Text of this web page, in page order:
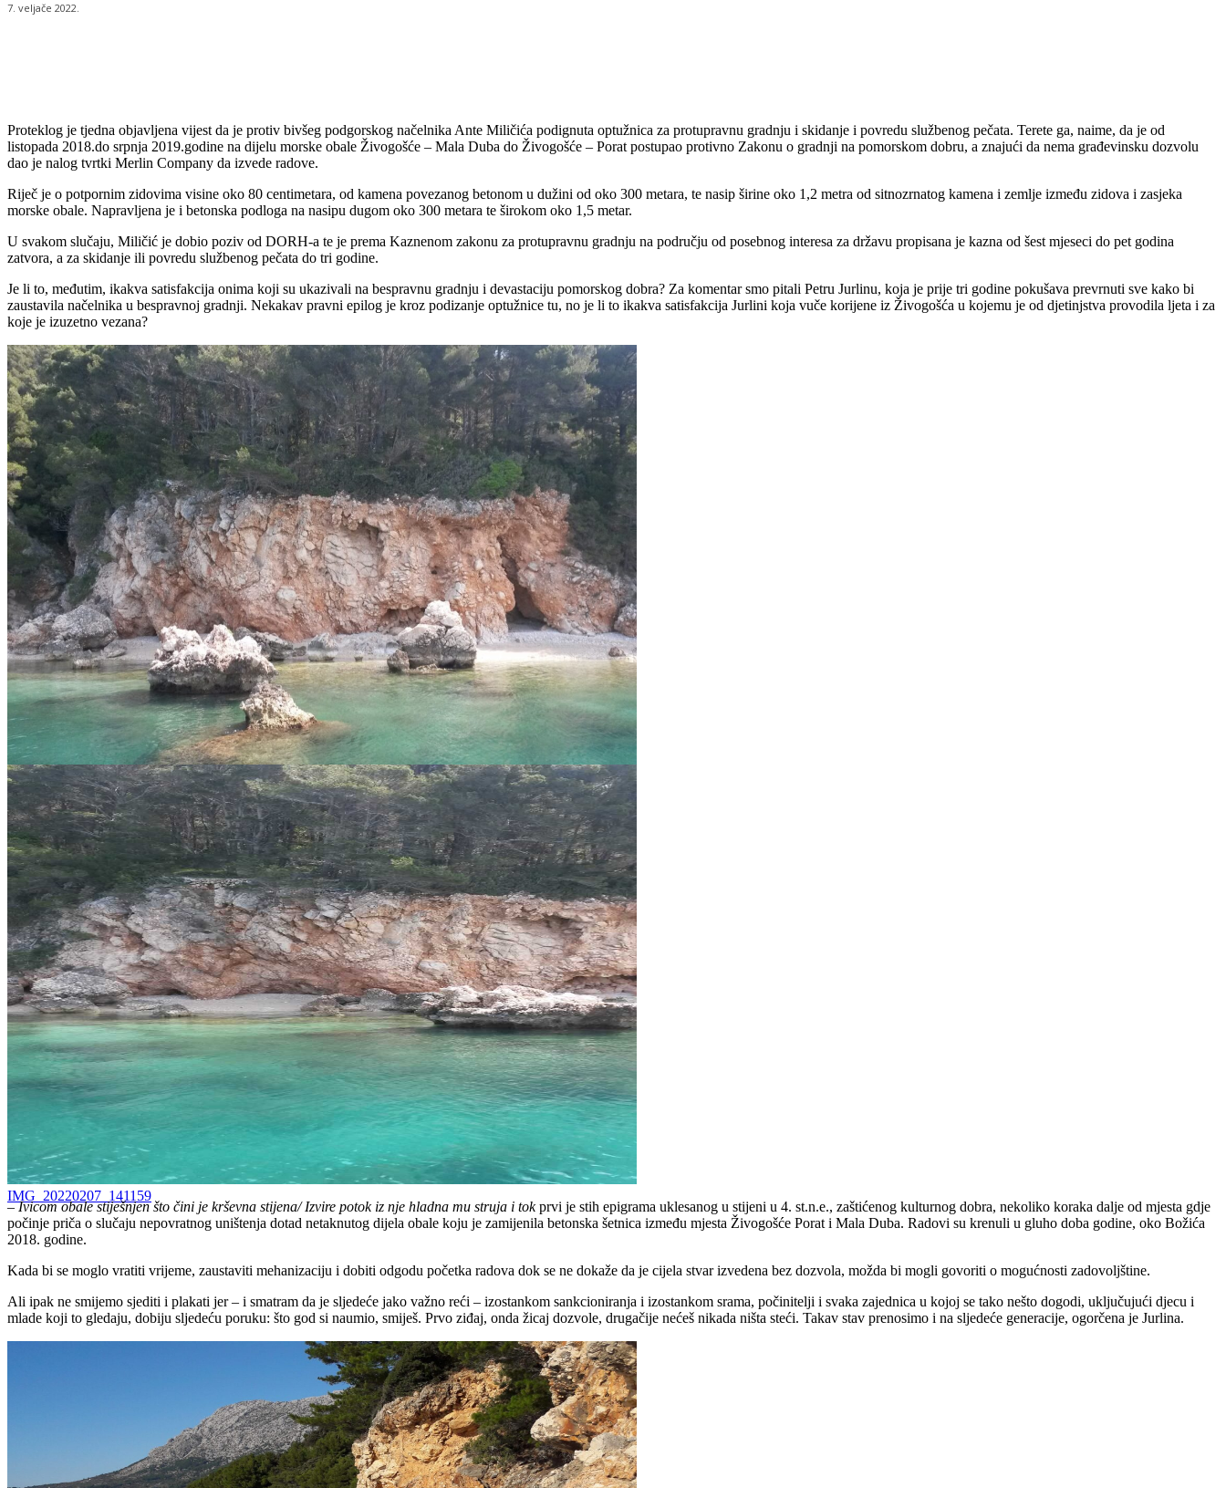
7. veljače 2022.
Proteklog je tjedna objavljena vijest da je protiv bivšeg podgorskog načelnika Ante Miličića podignuta optužnica za protupravnu gradnju i skidanje i povredu službenog pečata. Terete ga, naime, da je od
listopada 2018.do srpnja 2019.godine na dijelu morske obale Živogošće – Mala Duba do Živogošće – Porat postupao protivno Zakonu o gradnji na pomorskom dobru, a znajući da nema građevinsku dozvolu
dao je nalog tvrtki Merlin Company da izvede radove.
Riječ je o potpornim zidovima visine oko 80 centimetara, od kamena povezanog betonom u dužini od oko 300 metara, te nasip širine oko 1,2 metra od sitnozrnatog kamena i zemlje između zidova i zasjeka
morske obale. Napravljena je i betonska podloga na nasipu dugom oko 300 metara te širokom oko 1,5 metar.
U svakom slučaju, Miličić je dobio poziv od DORH-a te je prema Kaznenom zakonu za protupravnu gradnju na području od posebnog interesa za državu propisana je kazna od šest mjeseci do pet godina
zatvora, a za skidanje ili povredu službenog pečata do tri godine.
Je li to, međutim, ikakva satisfakcija onima koji su ukazivali na bespravnu gradnju i devastaciju pomorskog dobra? Za komentar smo pitali Petru Jurlinu, koja je prije tri godine pokušava prevrnuti sve kako bi
zaustavila načelnika u bespravnoj gradnji. Nekakav pravni epilog je kroz podizanje optužnice tu, no je li to ikakva satisfakcija Jurlini koja vuče korijene iz Živogošća u kojemu je od djetinjstva provodila ljeta i za
koje je izuzetno vezana?
SAVE_20220207_141100
IMG_20220207_141159
– Ivicom obale stiješnjen što čini je krševna stijena/ Izvire potok iz nje hladna mu struja i tokprvi je stih epigrama uklesanog u stijeni u 4. st.n.e., zaštićenog kulturnog dobra, nekoliko koraka dalje od mjesta gdje
počinje priča o slučaju nepovratnog uništenja dotad netaknutog dijela obale koju je zamijenila betonska šetnica između mjesta Živogošće Porat i Mala Duba. Radovi su krenuli u gluho doba godine, oko Božića
2018. godine.
Kada bi se moglo vratiti vrijeme, zaustaviti mehanizaciju i dobiti odgodu početka radova dok se ne dokaže da je cijela stvar izvedena bez dozvola, možda bi mogli govoriti o mogućnosti zadovoljštine.
Ali ipak ne smijemo sjediti i plakati jer – i smatram da je sljedeće jako važno reći – izostankom sankcioniranja i izostankom srama, počinitelji i svaka zajednica u kojoj se tako nešto dogodi, uključujući djecu i
mlade koji to gledaju, dobiju sljedeću poruku: što god si naumio, smiješ. Prvo ziđaj, onda žicaj dozvole, drugačije nećeš nikada ništa steći. Takav stav prenosimo i na sljedeće generacije, ogorčena je Jurlina.